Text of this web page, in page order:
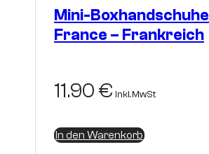
Mini-Boxhandschuhe
France – Frankreich
11.90 € inkl. MwSt
In den Warenkorb